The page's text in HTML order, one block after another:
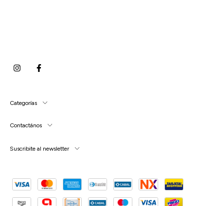
Categorías
Contactános
Suscribite al newsletter